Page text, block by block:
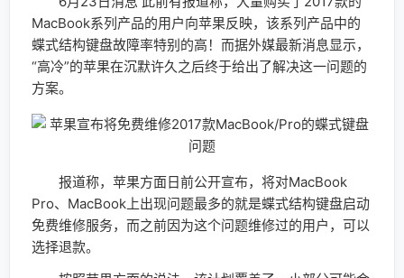
MacBook系列产品的用户向苹果反映，该系列产品中的
蝶式结构键盘故障率特别的高！而据外媒最新消息显示，
“高冷”的苹果在沉默许久之后终于给出了解决这一问题的
方案。
报道称，苹果方面日前公开宣布，将对MacBook
Pro、MacBook上出现问题最多的就是蝶式结构键盘启动
免费维修服务，而之前因为这个问题维修过的用户，可以
选择退款。